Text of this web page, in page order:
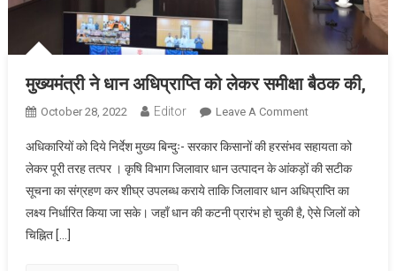
मुख्यमंत्री ने धान अधिप्राप्ति को लेकर समीक्षा बैठक की,
October 28, 2022 Editor Leave A CommentOn
ने
धान
अधिप्राप्ति
को
अधिकारियों को दिये निर्देश मुख्य बिन्दुः- सरकार किसानों की हरसंभव सहायता को
लेकर पूरी तरह तत्पर । कृषि विभाग जिलावार धान उत्पादन के आंकड़ों की सटीक
सूचना का संग्रहण कर शीघ्र उपलब्ध कराये ताकि जिलावार धान अधिप्राप्ति का
लक्ष्य निर्धारित किया जा सके। जहाँ धान की कटनी प्रारंभ हो चुकी है, ऐसे जिलों को
चिह्नित […]